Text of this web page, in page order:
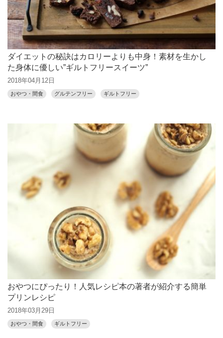
ダイエットの秘訣はカロリーよりも中身！素材を生かし
た身体に優しい”ギルトフリースイーツ”
2018年04月12日
おやつ・間食 グルテンフリー ギルトフリー
おやつにぴったり！人気レシピ本の著者が紹介する簡単
プリンレシピ
2018年03月29日
おやつ・間食 ギルトフリー